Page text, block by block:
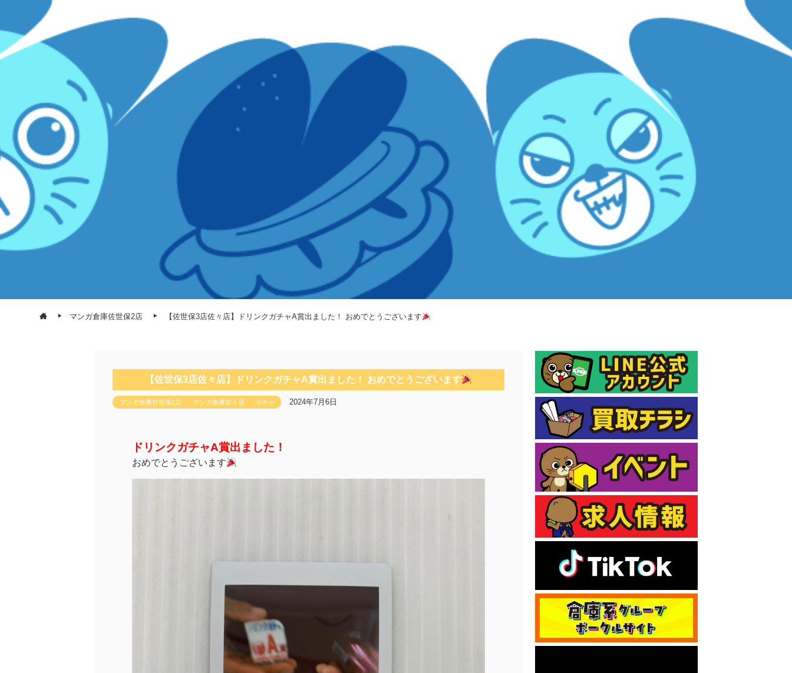
マンガ倉庫佐世保2店 【佐世保3店佐々店】ドリンクガチャA賞出ました！ おめでとうございます
【佐世保3店佐々店】ドリンクガチャA賞出ました！ おめでとうございます
マンガ倉庫佐世保2店 マンガ倉庫佐々店 ガチャ 2024年7月6日
ドリンクガチャA賞出ました！
おめでとうございます